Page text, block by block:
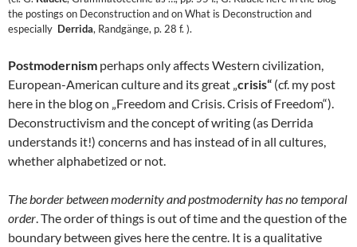
the postings on Deconstruction and on What is Deconstruction and
especially Derrida, Randgänge, p. 28 f. ).
Postmodernism perhaps only affects Western civilization,
European-American culture and its great „crisis“ (cf. my post
here in the blog on „Freedom and Crisis. Crisis of Freedom“).
Deconstructivism and the concept of writing (as Derrida
understands it!) concerns and has instead of in all cultures,
whether alphabetized or not.
The border between modernity and postmodernity has no temporal
order. The order of things is out of time and the question of the
boundary between gives here the centre. It is a qualitative